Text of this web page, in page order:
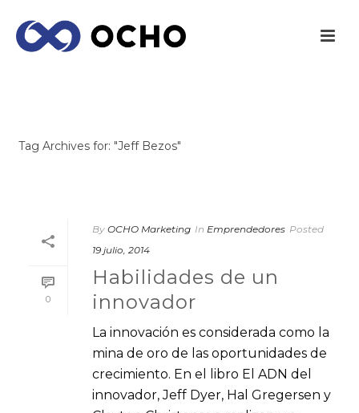
Tag Archives for: "Jeff Bezos"
0
By OCHO Marketing In Emprendedores Posted
19 julio, 2014
Habilidades de un
innovador
La innovación es considerada como la
mina de oro de las oportunidades de
crecimiento. En el libro El ADN del
innovador, Jeff Dyer, Hal Gregersen y